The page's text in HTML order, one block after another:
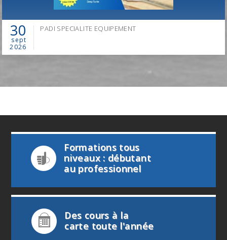
30
sept
2026
PADI SPECIALITE EQUIPEMENT
Formations tous
niveaux : débutant
au professionnel
Des cours à la
carte toute l'année